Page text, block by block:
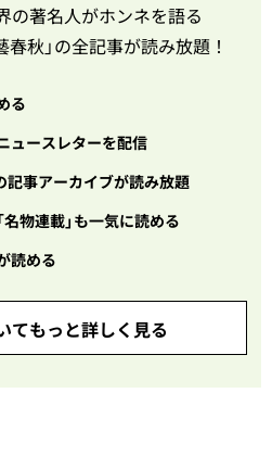
の著名人がホンネを語る
秋」の全記事が読み放題！
る
ュースレターを配信
事アーカイブが読み放題
物連載」も一気に読める
読める
てもっと詳しく見る